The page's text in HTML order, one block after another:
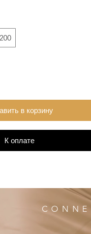
в корзину
К оплате